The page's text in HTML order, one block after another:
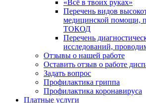
«Всё в твоих руках»
Перечень видов
медицинской помощи,
ТОКОД
Перечень
исследований,
Отзывы о нашей работе
Оставить отзыв о работе
Задать вопрос
Профилактика гриппа
Профилактика коронавируса
Платные услуги